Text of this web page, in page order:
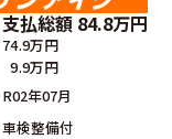
支払総額 84.8万円
74.9万円
9.9万円
R02年07月
車検整備付